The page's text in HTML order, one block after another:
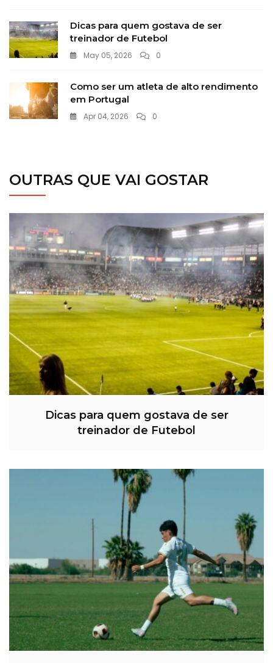
Dicas para quem gostava de ser
treinador de Futebol
May 05, 2026 0
Como ser um atleta de alto rendimento
em Portugal
Apr 04, 2026 0
OUTRAS QUE VAI GOSTAR
Dicas para quem gostava de ser
treinador de Futebol